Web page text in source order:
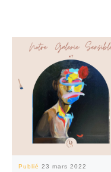
Publié23 mars 2022